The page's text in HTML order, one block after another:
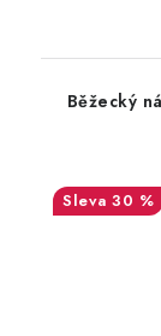
Běžecký
30 %